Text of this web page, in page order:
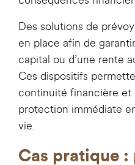
Des solutions de
en place afin de
capital ou d’une rente
Ces dispositifs
continuité financière et
protection immédiate
vie.
Cas pratique :